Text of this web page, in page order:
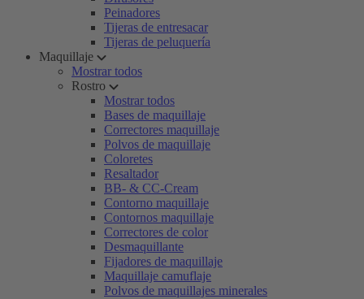
Peinadores
Tijeras de entresacar
Tijeras de peluquería
Maquillaje
Mostrar todos
Rostro
Mostrar todos
Bases de maquillaje
Correctores maquillaje
Polvos de maquillaje
Coloretes
Resaltador
BB- & CC-Cream
Contorno maquillaje
Contornos maquillaje
Correctores de color
Desmaquillante
Fijadores de maquillaje
Maquillaje camuflaje
Polvos de maquillajes minerales